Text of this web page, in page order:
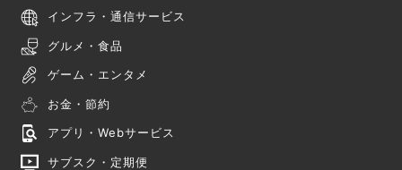
インフラ・通信サービス
グルメ・食品
ゲーム・エンタメ
お金・節約
アプリ・Webサービス
サブスク・定期便